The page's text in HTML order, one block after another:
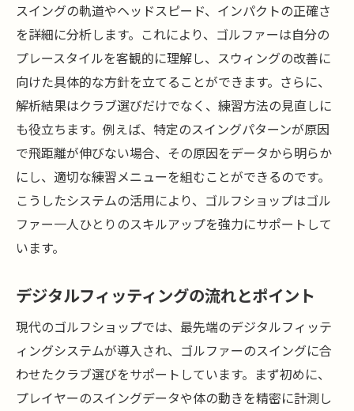
スイングの軌道やヘッドスピード、インパクトの正確さ
を詳細に分析します。これにより、ゴルファーは自分の
プレースタイルを客観的に理解し、スウィングの改善に
向けた具体的な方針を立てることができます。さらに、
解析結果はクラブ選びだけでなく、練習方法の見直しに
も役立ちます。例えば、特定のスイングパターンが原因
で飛距離が伸びない場合、その原因をデータから明らか
にし、適切な練習メニューを組むことができるのです。
こうしたシステムの活用により、ゴルフショップはゴル
ファー一人ひとりのスキルアップを強力にサポートして
います。
デジタルフィッティングの流れとポイント
現代のゴルフショップでは、最先端のデジタルフィッテ
ィングシステムが導入され、ゴルファーのスイングに合
わせたクラブ選びをサポートしています。まず初めに、
プレイヤーのスイングデータや体の動きを精密に計測し